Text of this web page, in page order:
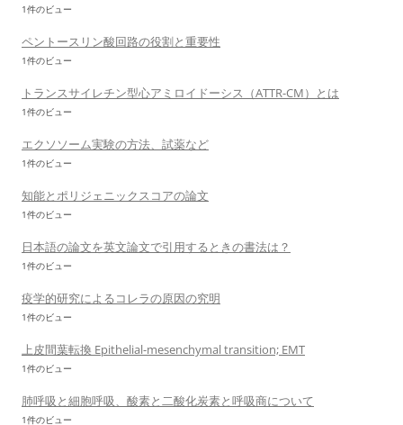
1件のビュー
ペントースリン酸回路の役割と重要性
1件のビュー
トランスサイレチン型心アミロイドーシス（ATTR-CM）とは
1件のビュー
エクソソーム実験の方法、試薬など
1件のビュー
知能とポリジェニックスコアの論文
1件のビュー
日本語の論文を英文論文で引用するときの書法は？
1件のビュー
疫学的研究によるコレラの原因の究明
1件のビュー
上皮間葉転換 Epithelial-mesenchymal transition; EMT
1件のビュー
肺呼吸と細胞呼吸、酸素と二酸化炭素と呼吸商について
1件のビュー